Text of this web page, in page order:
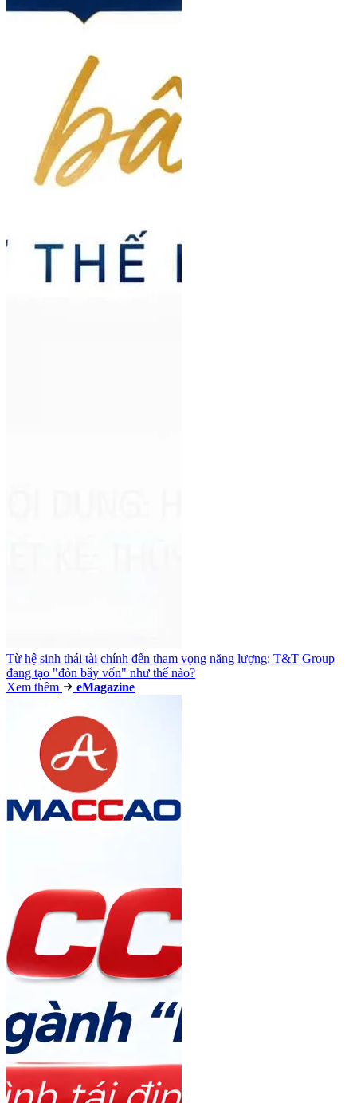
Từ hệ sinh thái tài chính đến tham vọng năng lượng: T&T Group
đang tạo "đòn bẩy vốn" như thế nào?
Xem thêm
eMagazine